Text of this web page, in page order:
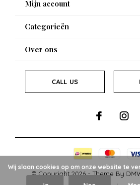
Mijn account
Categorieën
Over ons
CALL US
© Copyright2026- Theme By
Wij slaan cookies op om onze website te